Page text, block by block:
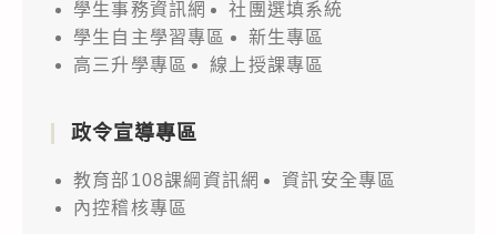
學生事務資訊網
社團選填系統
學生自主學習專區
新生專區
高三升學專區
線上授課專區
政令宣導專區
教育部108課綱資訊網
資訊安全專區
內控稽核專區